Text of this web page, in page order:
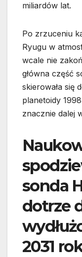
miliardów lat.
Po zrzuceniu
Ryugu w
wcale nie
główna część
skierowała się
planetoidy
znacznie dalej
sonda
dotrze
2031